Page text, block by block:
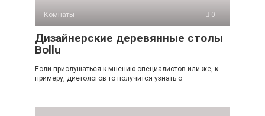
Комнаты 0
Дизайнерские деревянные столы
Bollu
Если прислушаться к мнению специалистов или же, к
примеру, диетологов то получится узнать о